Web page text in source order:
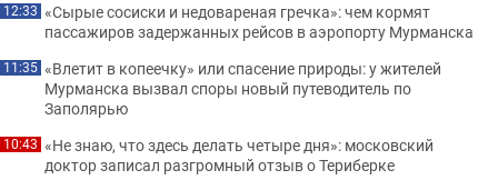
12:33 «Сырые сосиски и недовареная гречка»: чем кормят
пассажиров задержанных рейсов в аэропорту Мурманска
11:35 «Влетит в копеечку» или спасение природы: у жителей
Мурманска вызвал споры новый путеводитель по
Заполярью
10:43 «Не знаю, что здесь делать четыре дня»: московский
доктор записал разгромный отзыв о Териберке